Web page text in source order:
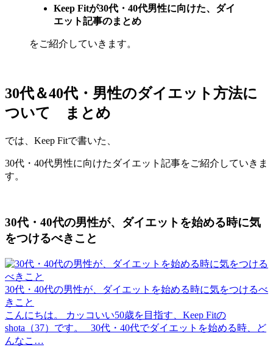
Keep Fitが30代・40代男性に向けた、ダイ
エット記事のまとめ
をご紹介していきます。
30代＆40代・男性のダイエット方法に
ついて まとめ
では、Keep Fitで書いた、
30代・40代男性に向けたダイエット記事をご紹介していきま
す。
30代・40代の男性が、ダイエットを始める時に気
をつけるべきこと
30代・40代の男性が、ダイエットを始める時に気をつけるべ
きこと
こんにちは。 カッコいい50歳を目指す、Keep Fitの
shota（37）です。 30代・40代でダイエットを始める時、ど
んなこ…